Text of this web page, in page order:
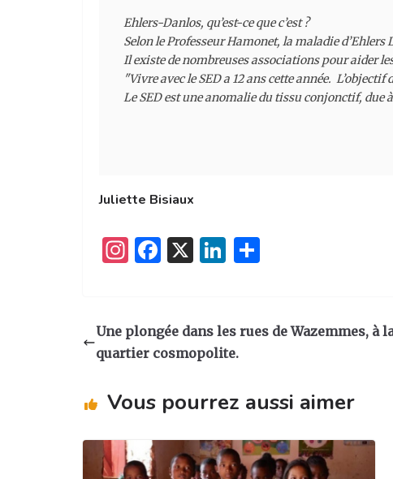
Ehlers-Danlos, qu’est-ce que c’est ?
Selon le Professeur Hamonet, la maladie
Il existe de nombreuses associations pour aider
"Vivre avec le SED a 12 ans cette année.
Le SED est une anomalie du tissu conjonctif, due
Juliette Bisiaux
I
a
g
m
F
e
b
o
k
X
Li
e
dI
g
Une plongée dans les rues de Wazemmes, à
quartier cosmopolite.
Vous pourrez aussi aimer